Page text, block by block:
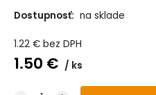
Dostupnosť: na sklade
1.22€ bez DPH
1.50 € ks